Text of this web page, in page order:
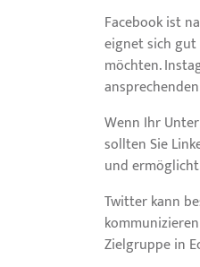
Facebook ist
eignet sich
möchten.
Wenn Ihr
sollten Sie
und
Twitter kann
Zielgruppe in